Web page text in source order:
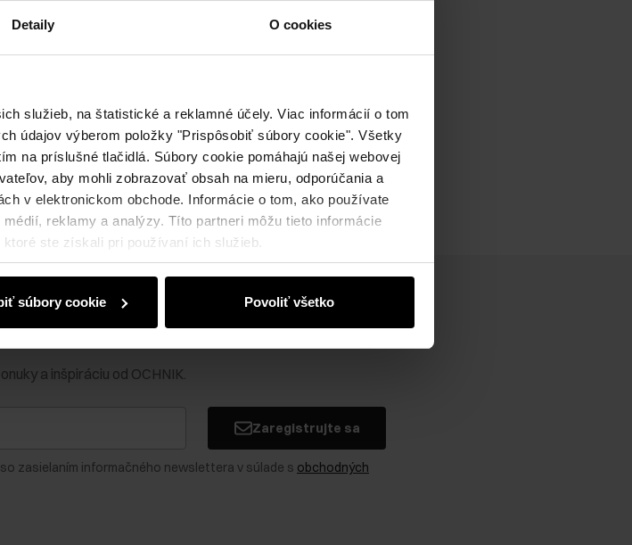
Detaily O cookies
služieb, na štatistické a reklamné účely. Viac informácií o tom
údajov výberom položky "Prispôsobiť súbory cookie". Všetky
na príslušné tlačidlá. Súbory cookie pomáhajú našej webovej
aby mohli zobrazovať obsah na mieru, odporúčania a
v elektronickom obchode. Informácie o tom, ako používate
reklamy a analýzy. Títo partneri môžu tieto informácie
ste získali pri používaní ich služieb.
súbory cookie Povoliť všetko
a inšpiráciu od OCHNIK.
Zaregistrujte sa
zasielaním informačného newslettera v súlade s obchodných